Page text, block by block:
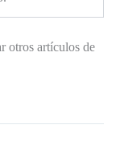
otros artículos de